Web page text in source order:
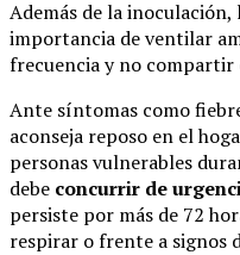
Además de la
importancia de ventilar
frecuencia y no compartir
Ante síntomas como
aconseja reposo en el
personas vulnerables
debe concurrir de
persiste por más de 72
respirar o frente a signos